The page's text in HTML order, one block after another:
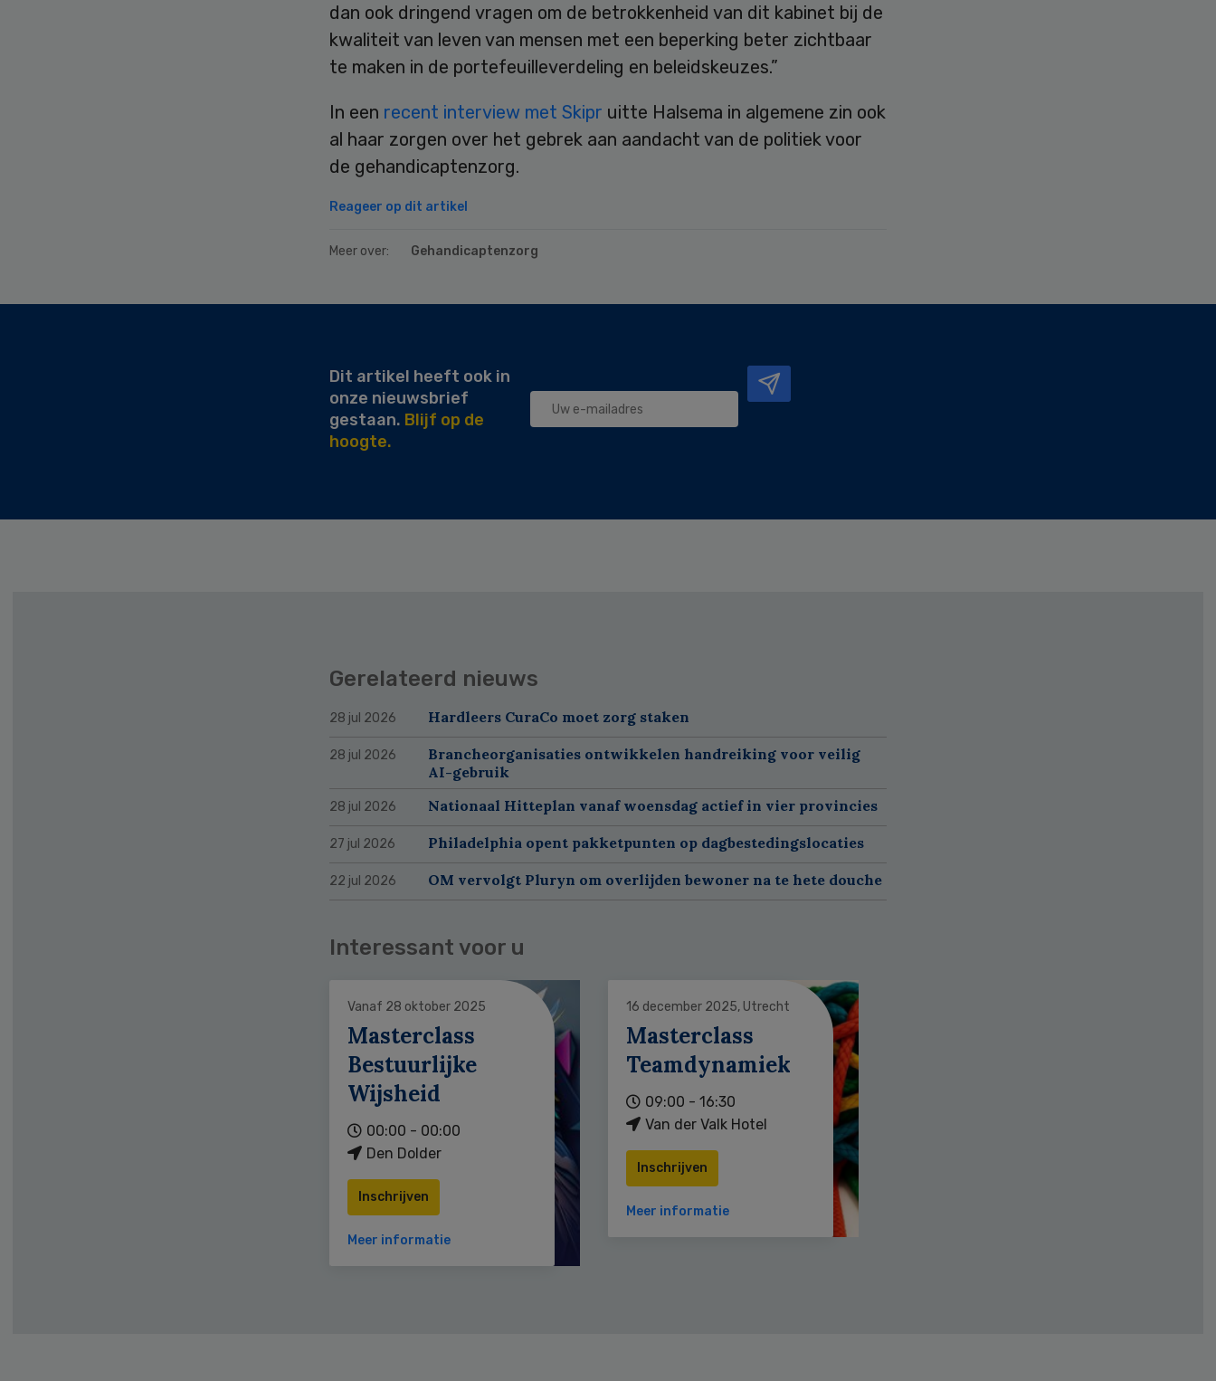
dan ook dringend vragen om de betrokkenheid van dit kabinet bij de
kwaliteit van leven van mensen met een beperking beter zichtbaar
te maken in de portefeuilleverdeling en beleidskeuzes.”
In een recent interview met Skipr uitte Halsema in algemene zin ook
al haar zorgen over het gebrek aan aandacht van de politiek voor
de gehandicaptenzorg.
Reageer op dit artikel
Meer over: Gehandicaptenzorg
Dit artikel heeft ook in
onze nieuwsbrief
gestaan. Blijf op de
hoogte.
Gerelateerd nieuws
28 jul 2026 Hardleers CuraCo moet zorg staken
28 jul 2026
Brancheorganisaties ontwikkelen handreiking voor veilig
AI-gebruik
28 jul 2026 Nationaal Hitteplan vanaf woensdag actief in vier provincies
27 jul 2026 Philadelphia opent pakketpunten op dagbestedingslocaties
22 jul 2026 OM vervolgt Pluryn om overlijden bewoner na te hete douche
Interessant voor u
Vanaf 28 oktober 2025
Masterclass
Bestuurlijke
Wijsheid
00:00 - 00:00
Den Dolder
Inschrijven
Meer informatie
16 december 2025, Utrecht
Masterclass
Teamdynamiek
09:00 - 16:30
Van der Valk Hotel
Inschrijven
Meer informatie